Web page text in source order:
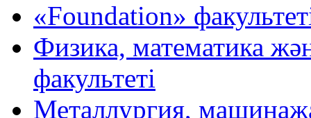
«Foundation»
Физика, математика
факультеті
Металлургия,